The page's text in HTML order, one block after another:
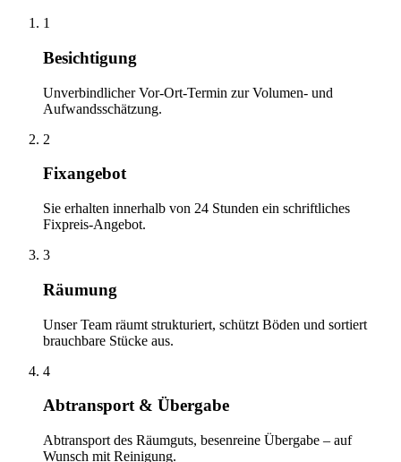
1
Besichtigung
Unverbindlicher Vor-Ort-Termin zur Volumen- und
Aufwandsschätzung.
2
Fixangebot
Sie erhalten innerhalb von 24 Stunden ein schriftliches
Fixpreis-Angebot.
3
Räumung
Unser Team räumt strukturiert, schützt Böden und sortiert
brauchbare Stücke aus.
4
Abtransport & Übergabe
Abtransport des Räumguts, besenreine Übergabe – auf
Wunsch mit Reinigung.